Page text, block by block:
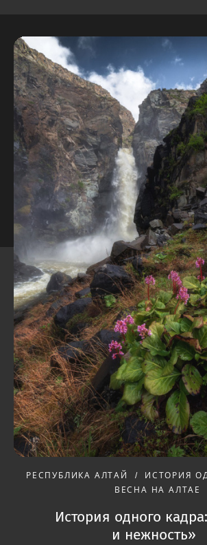
РЕСПУБЛИКА АЛТАЙ
ИСТОРИЯ
ВЕСНА НА АЛТАЕ
История одного
и нежность»